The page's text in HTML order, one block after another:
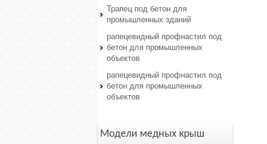
Трапец под бетон для
промышленных зданий
рапецевидный профнастил под
бетон для промышленных
объектов
рапецевидный профнастил под
бетон для промышленных
объектов
Модели медных крыш